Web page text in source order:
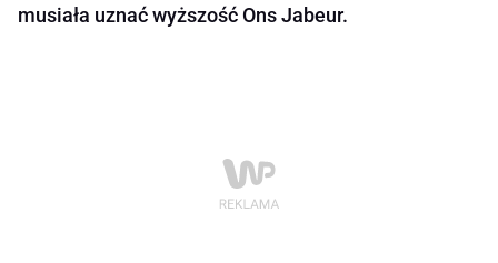
musiała uznać wyższość Ons Jabeur.